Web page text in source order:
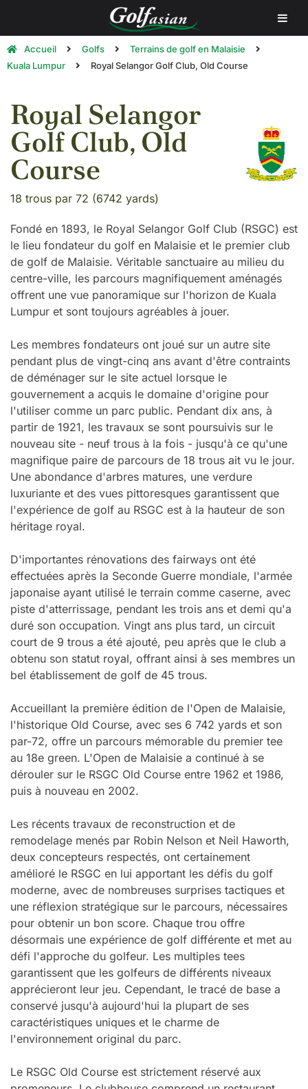
Accueil Golfs
Terrains de golf en Malaisie
Kuala Lumpur
Royal Selangor Golf Club, Old Course
Royal Selangor
Golf Club, Old
Course
18 trous par 72 (6742 yards)
Fondé en 1893, le Royal Selangor Golf Club (RSGC) est
le lieu fondateur du golf en Malaisie et le premier club
de golf de Malaisie. Véritable sanctuaire au milieu du
centre-ville, les parcours magnifiquement aménagés
offrent une vue panoramique sur l'horizon de Kuala
Lumpur et sont toujours agréables à jouer.
Les membres fondateurs ont joué sur un autre site
pendant plus de vingt-cinq ans avant d'être contraints
de déménager sur le site actuel lorsque le
gouvernement a acquis le domaine d'origine pour
l'utiliser comme un parc public. Pendant dix ans, à
partir de 1921, les travaux se sont poursuivis sur le
nouveau site - neuf trous à la fois - jusqu'à ce qu'une
magnifique paire de parcours de 18 trous ait vu le jour.
Une abondance d'arbres matures, une verdure
luxuriante et des vues pittoresques garantissent que
l'expérience de golf au RSGC est à la hauteur de son
héritage royal.
D'importantes rénovations des fairways ont été
effectuées après la Seconde Guerre mondiale, l'armée
japonaise ayant utilisé le terrain comme caserne, avec
piste d'atterrissage, pendant les trois ans et demi qu'a
duré son occupation. Vingt ans plus tard, un circuit
court de 9 trous a été ajouté, peu après que le club a
obtenu son statut royal, offrant ainsi à ses membres un
bel établissement de golf de 45 trous.
Accueillant la première édition de l'Open de Malaisie,
l'historique Old Course, avec ses 6 742 yards et son
par-72, offre un parcours mémorable du premier tee
au 18e green. L'Open de Malaisie a continué à se
dérouler sur le RSGC Old Course entre 1962 et 1986,
puis à nouveau en 2002.
Les récents travaux de reconstruction et de
remodelage menés par Robin Nelson et Neil Haworth,
deux concepteurs respectés, ont certainement
amélioré le RSGC en lui apportant les défis du golf
moderne, avec de nombreuses surprises tactiques et
une réflexion stratégique sur le parcours, nécessaires
pour obtenir un bon score. Chaque trou offre
désormais une expérience de golf différente et met au
défi l'approche du golfeur. Les multiples tees
garantissent que les golfeurs de différents niveaux
apprécieront leur jeu. Cependant, le tracé de base a
conservé jusqu'à aujourd'hui la plupart de ses
caractéristiques uniques et le charme de
l'environnement original du parc.
Le RSGC Old Course est strictement réservé aux